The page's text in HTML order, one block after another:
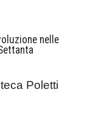
nelle
Poletti